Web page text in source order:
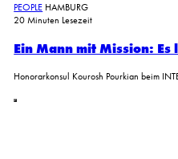
PEOPLE HAMBURG
20 Minuten Lesezeit
Ein Mann mit Mission:
Honorarkonsul Kourosh Pourkian beim